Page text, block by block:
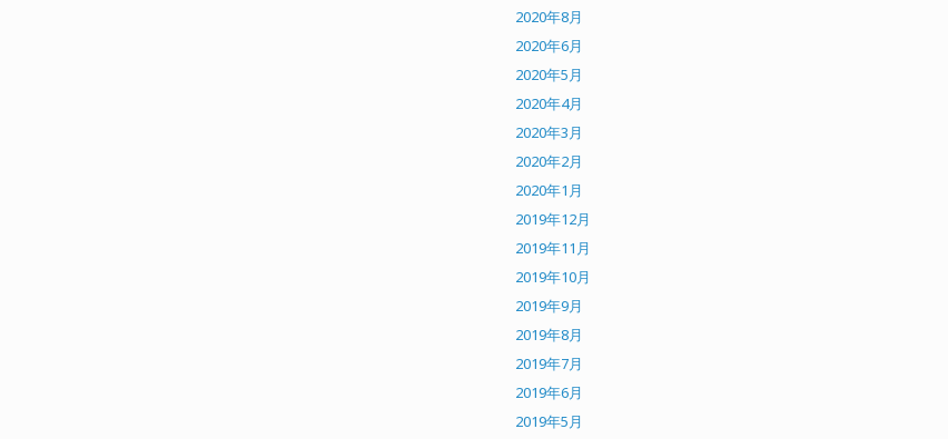
2020年8月
2020年6月
2020年5月
2020年4月
2020年3月
2020年2月
2020年1月
2019年12月
2019年11月
2019年10月
2019年9月
2019年8月
2019年7月
2019年6月
2019年5月